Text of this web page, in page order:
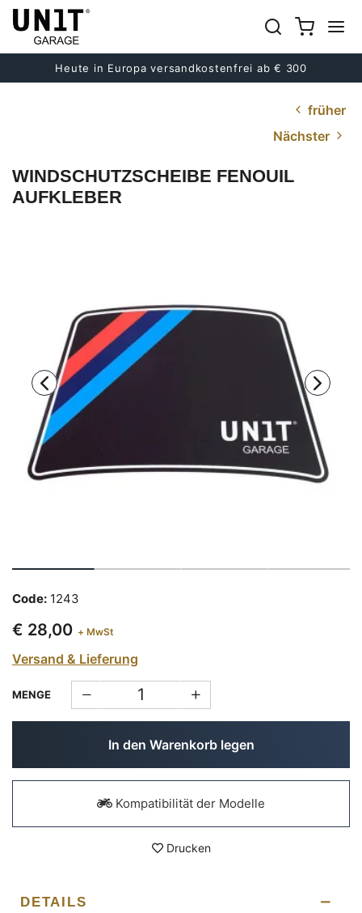
Heute in Europa versandkostenfrei ab € 300
früher
Nächster
WINDSCHUTZSCHEIBE FENOUIL
AUFKLEBER
Code: 1243
€ 28,00 + MwSt
Versand & Lieferung
MENGE
In den Warenkorb legen
Kompatibilität der Modelle
Drucken
DETAILS